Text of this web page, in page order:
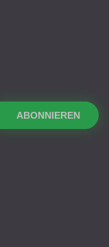
ABONNIEREN